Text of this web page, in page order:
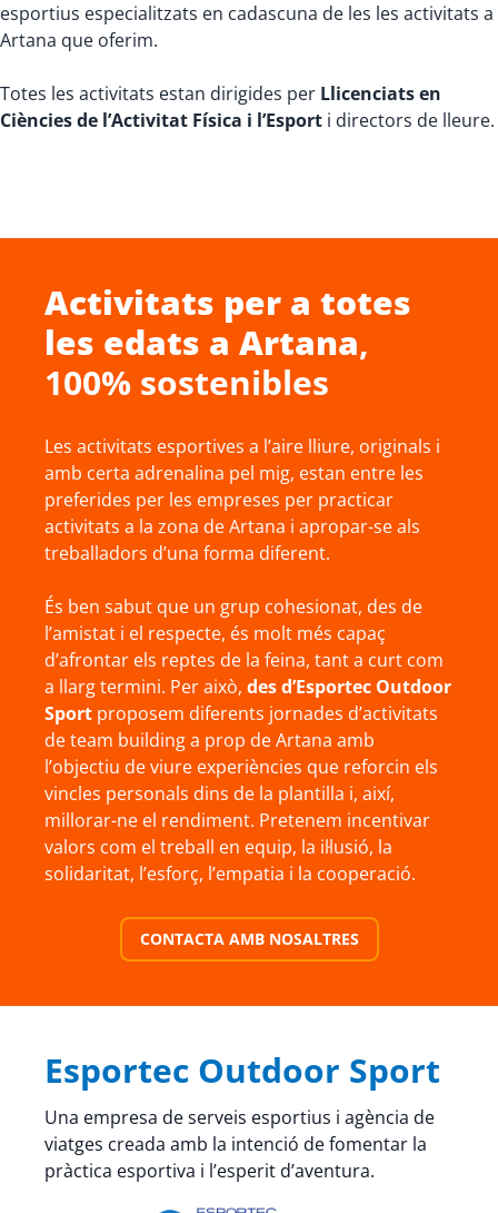
esportius especialitzats en cadascuna de les les activitats a
Artana que oferim.
Totes les activitats estan dirigides per Llicenciats en
Ciències de l’Activitat Física i l’Esport i directors de lleure.
Activitats per a totes
les edats a Artana,
100% sostenibles
Les activitats esportives a l’aire lliure, originals i
amb certa adrenalina pel mig, estan entre les
preferides per les empreses per practicar
activitats a la zona de Artana i apropar-se als
treballadors d’una forma diferent.
És ben sabut que un grup cohesionat, des de
l’amistat i el respecte, és molt més capaç
d’afrontar els reptes de la feina, tant a curt com
a llarg termini. Per això, des d’Esportec Outdoor
Sport proposem diferents jornades d’activitats
de team building a prop de Artana amb
l’objectiu de viure experiències que reforcin els
vincles personals dins de la plantilla i, així,
millorar-ne el rendiment. Pretenem incentivar
valors com el treball en equip, la il·lusió, la
solidaritat, l’esforç, l’empatia i la cooperació.
CONTACTA AMB NOSALTRES
Esportec Outdoor Sport
Una empresa de serveis esportius i agència de
viatges creada amb la intenció de fomentar la
pràctica esportiva i l’esperit d’aventura.